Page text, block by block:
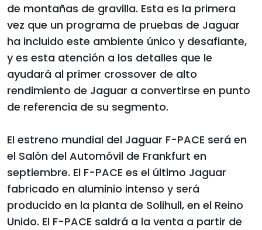
de montañas de gravilla. Esta es la primera
vez que un programa de pruebas de Jaguar
ha incluido este ambiente único y desafiante,
y es esta atención a los detalles que le
ayudará al primer crossover de alto
rendimiento de Jaguar a convertirse en punto
de referencia de su segmento.
El estreno mundial del Jaguar F-PACE será en
el Salón del Automóvil de Frankfurt en
septiembre. El F-PACE es el último Jaguar
fabricado en aluminio intenso y será
producido en la planta de Solihull, en el Reino
Unido. El F-PACE saldrá a la venta a partir de